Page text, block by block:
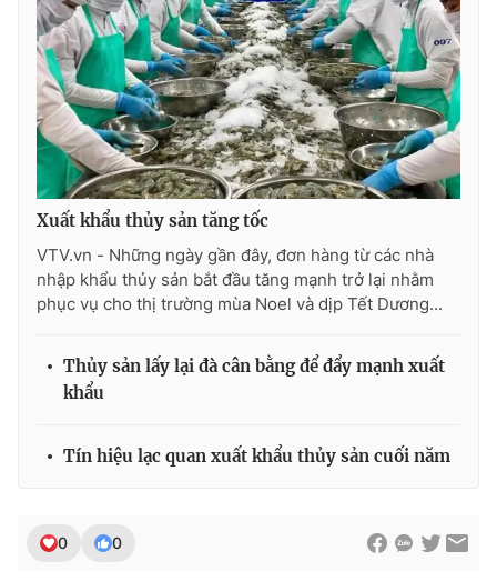
THỜI BÁO VTV
Theo dõi báo trên
Cơ quan chủ quản: Đài Truyền hình Việt Nam
Cơ quan báo chí:Thời báo VTV
cấp ngày 29/12/2023
Tổng Biên tập:
Nguyễn Trọng Ninh
Email:toasoan@vtv.vn
Xuất khẩu thủy sản tăng tốc
VTV.vn - Những ngày gần đây, đơn hàng từ các nhà
nhập khẩu thủy sản bắt đầu tăng mạnh trở lại nhằm
phục vụ cho thị trường mùa Noel và dịp Tết Dương...
Thủy sản lấy lại đà cân bằng để đẩy mạnh xuất
khẩu
Tín hiệu lạc quan xuất khẩu thủy sản cuối năm
0 0